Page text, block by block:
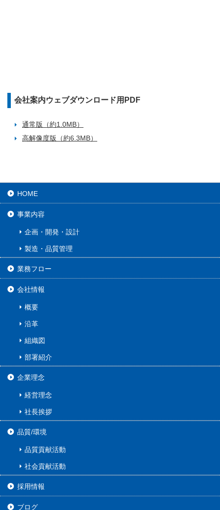
会社案内ウェブダウンロード用PDF
通常版（約1.0MB）
高解像度版（約6.3MB）
HOME
事業内容
企画・開発・設計
製造・品質管理
業務フロー
会社情報
概要
沿革
組織図
部署紹介
企業理念
経営理念
社長挨拶
品質/環境
品質貢献活動
社会貢献活動
採用情報
ブログ